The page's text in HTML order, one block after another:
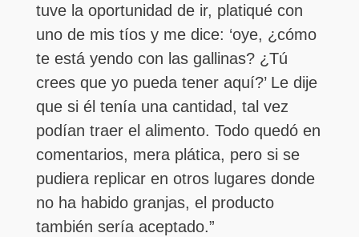
tuve la oportunidad de ir, platiqué con
uno de mis tíos y me dice: ‘oye, ¿cómo
te está yendo con las gallinas? ¿Tú
crees que yo pueda tener aquí?’ Le dije
que si él tenía una cantidad, tal vez
podían traer el alimento. Todo quedó en
comentarios, mera plática, pero si se
pudiera replicar en otros lugares donde
no ha habido granjas, el producto
también sería aceptado.”